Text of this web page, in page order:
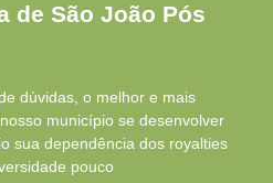
de São João Pós
dúvidas, o melhor e mais
município se desenvolver
sua dependência dos royalties
pouco